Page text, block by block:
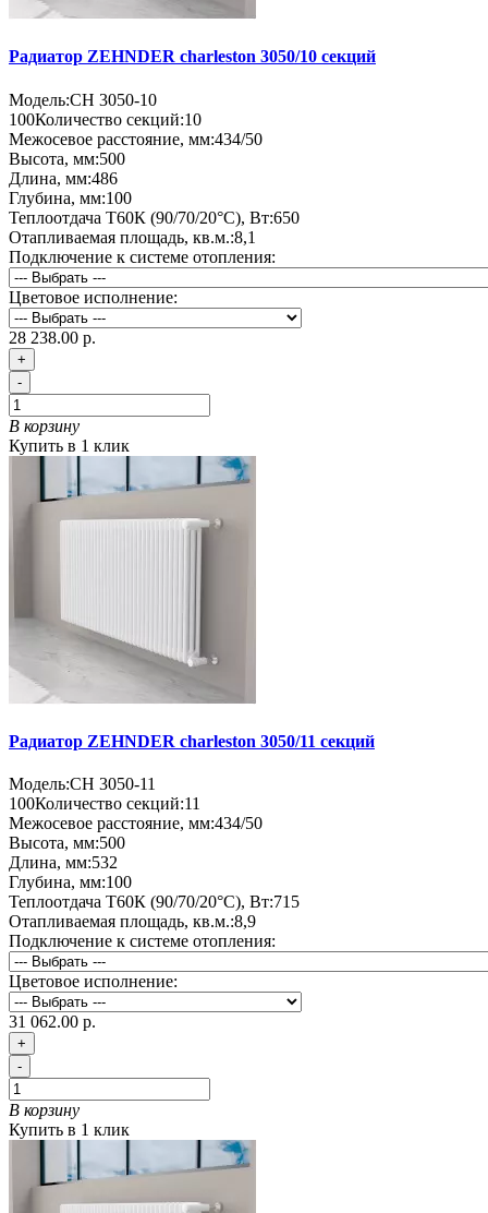
Радиатор ZEHNDER charleston 3050/10 секций
Модель:CH 3050-10
100Количество секций:10
Межосевое расстояние, мм:434/50
Высота, мм:500
Длина, мм:486
Глубина, мм:100
Теплоотдача Т60К (90/70/20°C), Вт:650
Отапливаемая площадь, кв.м.:8,1
Подключение к системе отопления:
Цветовое исполнение:
28 238.00 р.
+
-
В корзину
Купить в 1 клик
Радиатор ZEHNDER charleston 3050/11 секций
Модель:CH 3050-11
100Количество секций:11
Межосевое расстояние, мм:434/50
Высота, мм:500
Длина, мм:532
Глубина, мм:100
Теплоотдача Т60К (90/70/20°C), Вт:715
Отапливаемая площадь, кв.м.:8,9
Подключение к системе отопления:
Цветовое исполнение:
31 062.00 р.
+
-
В корзину
Купить в 1 клик